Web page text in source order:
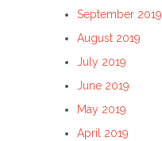
September 2019
August 2019
July 2019
June 2019
May 2019
April 2019